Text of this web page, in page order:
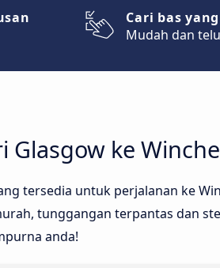
Cari bas
Mudah dan
ke
tersedia untuk perjalanan ke
tunggangan terpantas dan
anda!